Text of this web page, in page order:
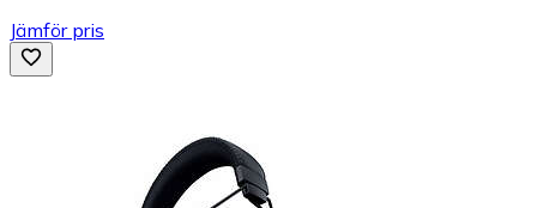
Jämför pris